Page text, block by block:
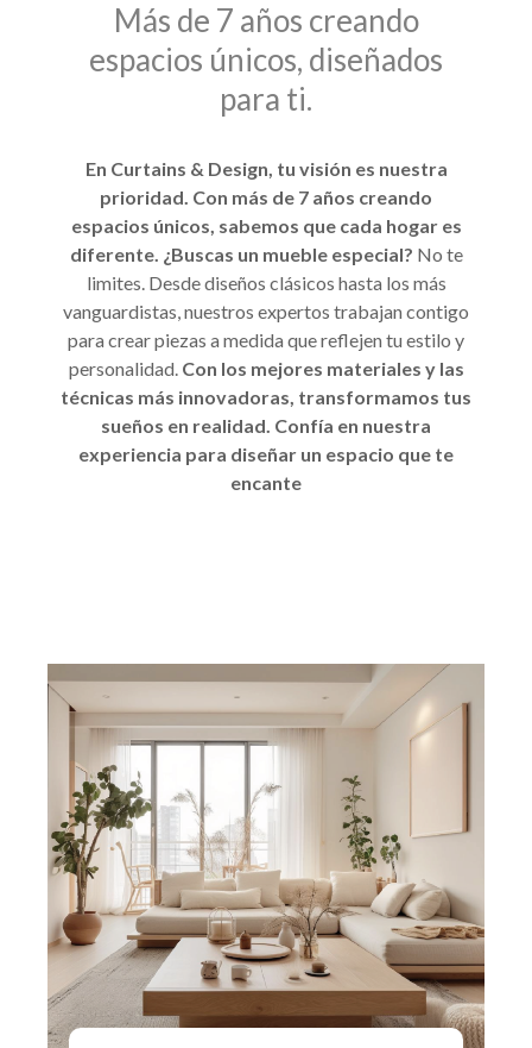
Más de 7 años creando
espacios únicos, diseñados
para ti.
En Curtains & Design, tu visión es nuestra
prioridad. Con más de 7 años creando
espacios únicos, sabemos que cada hogar es
diferente. ¿Buscas un mueble especial? No te
limites. Desde diseños clásicos hasta los más
vanguardistas, nuestros expertos trabajan contigo
para crear piezas a medida que reflejen tu estilo y
personalidad. Con los mejores materiales y las
técnicas más innovadoras, transformamos tus
sueños en realidad. Confía en nuestra
experiencia para diseñar un espacio que te
encante